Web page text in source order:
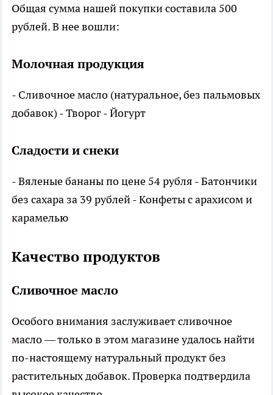
Общая сумма нашей покупки составила 500
рублей. В нее вошли:
Молочная продукция
- Сливочное масло (натуральное, без пальмовых
добавок) - Творог - Йогурт
Сладости и снеки
- Вяленые бананы по цене 54 рубля - Батончики
без сахара за 39 рублей - Конфеты с арахисом и
карамелью
Качество продуктов
Сливочное масло
Особого внимания заслуживает сливочное
масло — только в этом магазине удалось найти
по-настоящему натуральный продукт без
растительных добавок. Проверка подтвердила